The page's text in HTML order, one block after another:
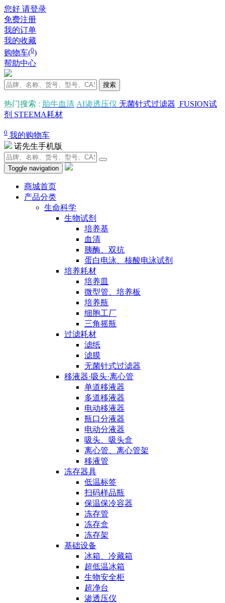
您好 请登录
免费注册
我的订单
我的收藏
购物车(0)
帮助中心
搜索
热门搜索 : 胎牛血清 AI渗透压仪 无菌针式过滤器 FUSION试
剂 STEEMA耗材
0 我的购物车
诺先生手机版
Toggle navigation
商城首页
产品分类
生命科学
生物试剂
培养基
血清
胰酶、双抗
蛋白电泳、核酸电泳试剂
培养耗材
培养皿
微型管、培养板
培养瓶
细胞工厂
三角摇瓶
过滤耗材
滤纸
滤膜
无菌针式过滤器
移液器·吸头·离心管
单道移液器
多道移液器
电动移液器
瓶口分液器
电动分液器
吸头、吸头盒
离心管、离心管架
移液管
冻存器具
低温标签
扫码样品瓶
保温保冷容器
冻存管
冻存盒
冻存架
基础设备
冰箱、冷藏箱
超低温冰箱
生物安全柜
超净台
渗透压仪